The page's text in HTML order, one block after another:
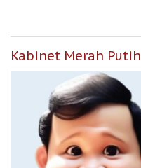
Kabinet Merah Putih